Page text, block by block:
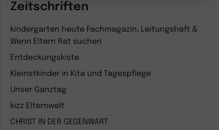
Zeitschriften
kindergarten heute Fachmagazin, Leitungsheft &
Wenn Eltern Rat suchen
Entdeckungskiste
Kleinstkinder in Kita und Tagespflege
Unser Ganztag
kizz Elternwelt
CHRIST IN DER GEGENWART